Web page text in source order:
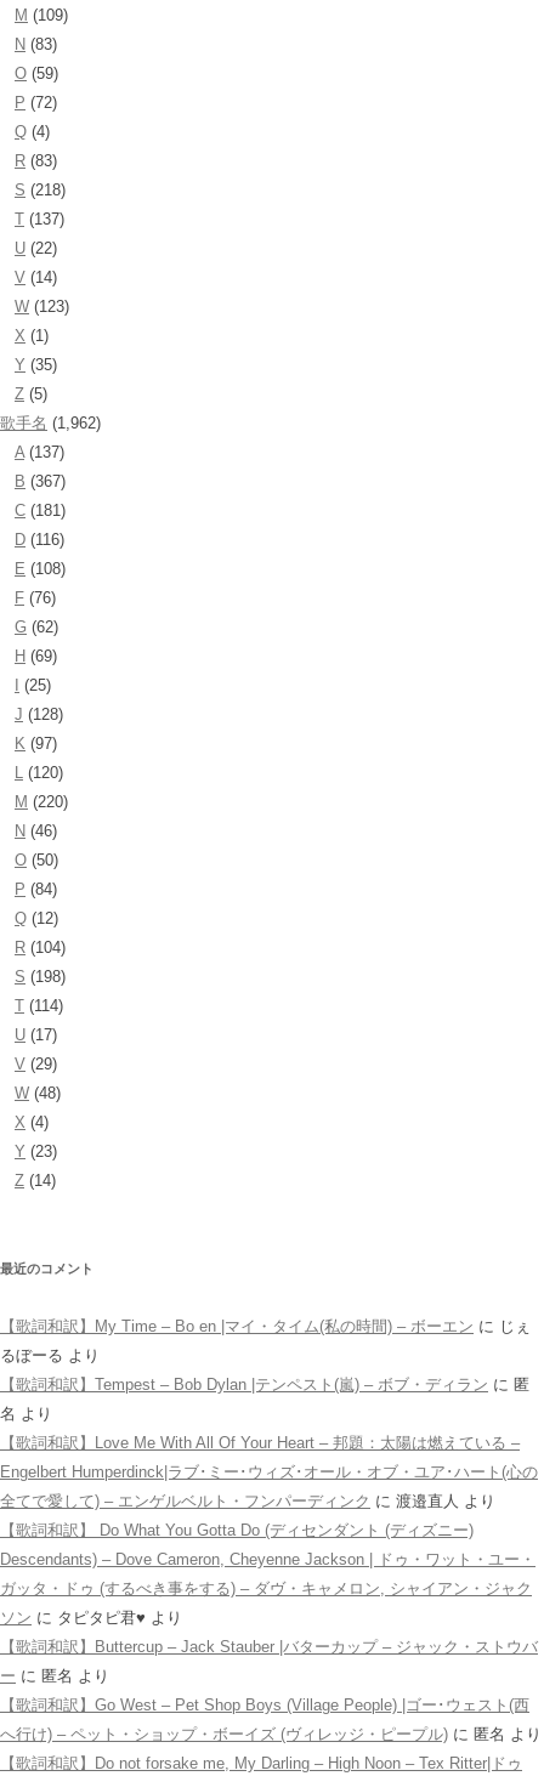
M (109)
N (83)
O (59)
P (72)
Q (4)
R (83)
S (218)
T (137)
U (22)
V (14)
W (123)
X (1)
Y (35)
Z (5)
歌手名 (1,962)
A(137)
B (367)
C (181)
D (116)
E (108)
F (76)
G (62)
H (69)
(25)
J (128)
K (97)
L (120)
M (220)
N (46)
O (50)
P (84)
Q (12)
R (104)
S (198)
T (114)
U (17)
V (29)
W (48)
X (4)
Y (23)
Z (14)
最近のコメント
【歌詞和訳】My Time – Bo en |マイ・タイム(私の時間) – ボーエン に じぇ
るぼーる より
【歌詞和訳】Tempest – Bob Dylan |テンペスト(嵐) – ボブ・ディラン に 匿
名 より
【歌詞和訳】Love Me With All Of Your Heart – 邦題：太陽は燃えている –
Engelbert Humperdinck|ラブ･ミー･ウィズ･オール・オブ・ユア･ハート(心の
全てで愛して) – エンゲルベルト・フンパーディンク に 渡邉直人 より
【歌詞和訳】 Do What You Gotta Do (ディセンダント (ディズニー)
Descendants) – Dove Cameron, Cheyenne Jackson | ドゥ・ワット・ユー・
ガッタ・ドゥ (するべき事をする) – ダヴ・キャメロン, シャイアン・ジャク
ソン に タピタピ君♥️ より
【歌詞和訳】Buttercup – Jack Stauber |バターカップ – ジャック・ストウバ
ー に 匿名 より
【歌詞和訳】Go West – Pet Shop Boys (Village People) |ゴー･ウェスト(西
へ行け) – ペット・ショップ・ボーイズ (ヴィレッジ・ピープル) に 匿名 より
【歌詞和訳】Do not forsake me, My Darling – High Noon – Tex Ritter|ドゥ